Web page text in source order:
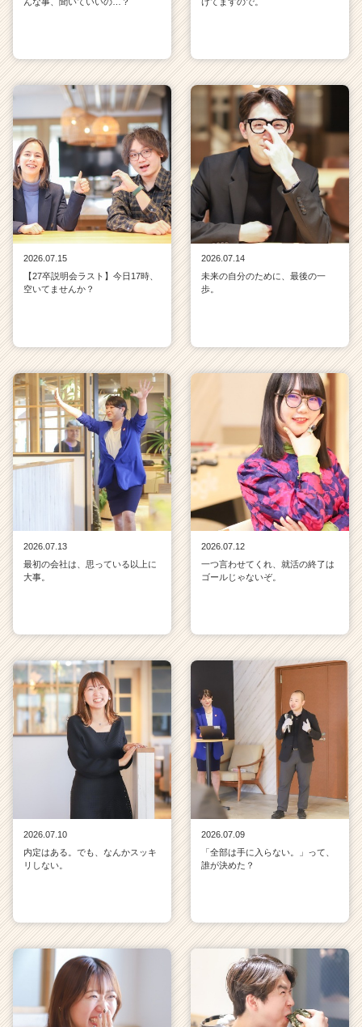
2026.07.15
【27卒説明会ラスト】今日17時、
空いてませんか？
2026.07.14
未来の自分のために、最後の一
歩。
2026.07.13
最初の会社は、思っている以上に
大事。
2026.07.12
一つ言わせてくれ、就活の終了は
ゴールじゃないぞ。
2026.07.10
内定はある。でも、なんかスッキ
リしない。
2026.07.09
「全部は手に入らない。」って、
誰が決めた？